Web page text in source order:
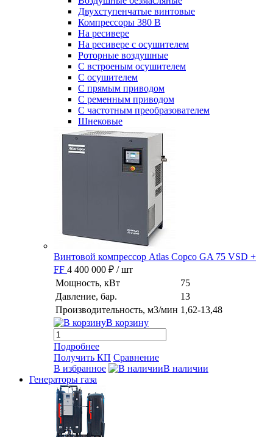
Двухступенчатые винтовые
Компрессоры 380 В
На ресивере
На ресивере с осушителем
Роторные воздушные
С встроеным осушителем
С осушителем
С прямым приводом
С ременным приводом
С частотным преобразователем
Шнековые
Винтовой компрессор Atlas Copco GA 75 VSD +
FF 4 400 000 ₽ / шт
Мощность, кВт
75
Давление, бар.
13
Производительность, м3/мин 1,62-13,48
В корзину
Подробнее
Получить КП Сравнение
В избранное
В наличии
Генераторы газа